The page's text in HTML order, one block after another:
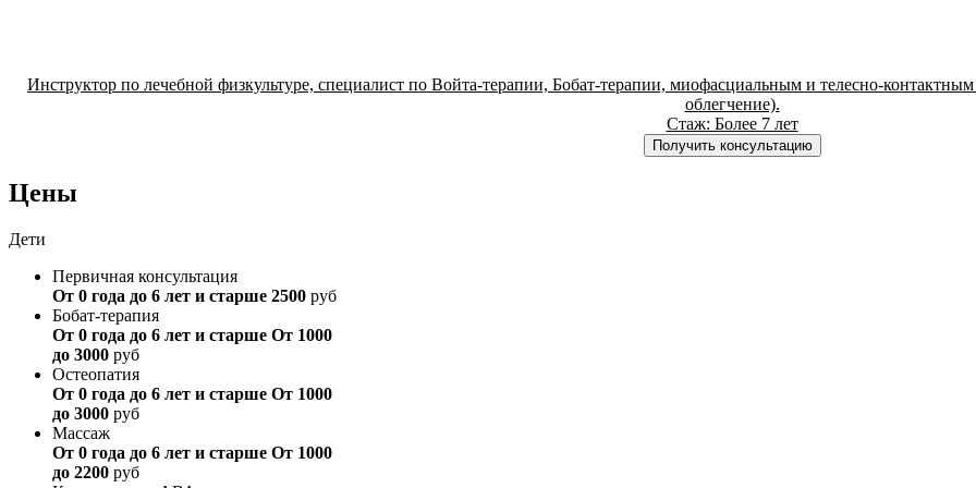
Инструктор по лечебной физкультуре, специалист по Войта-терапии, Бобат-терапии, миофасциальным и телесно-
облегчение).
Стаж: Более 7 лет
Получить консультацию
Цены
Дети
Первичная консультация
От 0 года до 6 лет и старше 2500 руб
Бобат-терапия
От 0 года до 6 лет и старше От 1000
до 3000 руб
Остеопатия
От 0 года до 6 лет и старше От 1000
до 3000 руб
Массаж
От 0 года до 6 лет и старше От 1000
до 2200 руб